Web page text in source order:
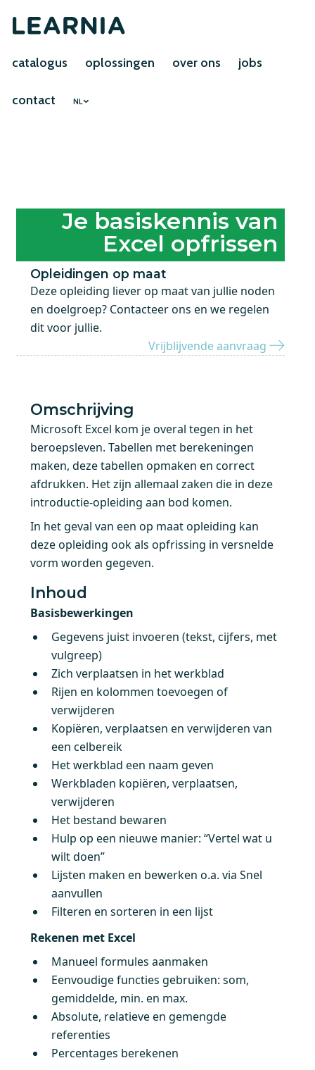
catalogus oplossingen over ons jobs
contact NL
Je basiskennis van
Excel opfrissen
Opleidingen op maat
Deze opleiding liever op maat van jullie noden
en doelgroep? Contacteer ons en we regelen
dit voor jullie.
Vrijblijvende aanvraag
Omschrijving
Microsoft Excel kom je overal tegen in het
beroepsleven. Tabellen met berekeningen
maken, deze tabellen opmaken en correct
afdrukken. Het zijn allemaal zaken die in deze
introductie-opleiding aan bod komen.
In het geval van een op maat opleiding kan
deze opleiding ook als opfrissing in versnelde
vorm worden gegeven.
Inhoud
Basisbewerkingen
Gegevens juist invoeren (tekst, cijfers, met
vulgreep)
Zich verplaatsen in het werkblad
Rijen en kolommen toevoegen of
verwijderen
Kopiëren, verplaatsen en verwijderen van
een celbereik
Het werkblad een naam geven
Werkbladen kopiëren, verplaatsen,
verwijderen
Het bestand bewaren
Hulp op een nieuwe manier: “Vertel wat u
wilt doen”
Lijsten maken en bewerken o.a. via Snel
aanvullen
Filteren en sorteren in een lijst
Rekenen met Excel
Manueel formules aanmaken
Eenvoudige functies gebruiken: som,
gemiddelde, min. en max.
Absolute, relatieve en gemengde
referenties
Percentages berekenen